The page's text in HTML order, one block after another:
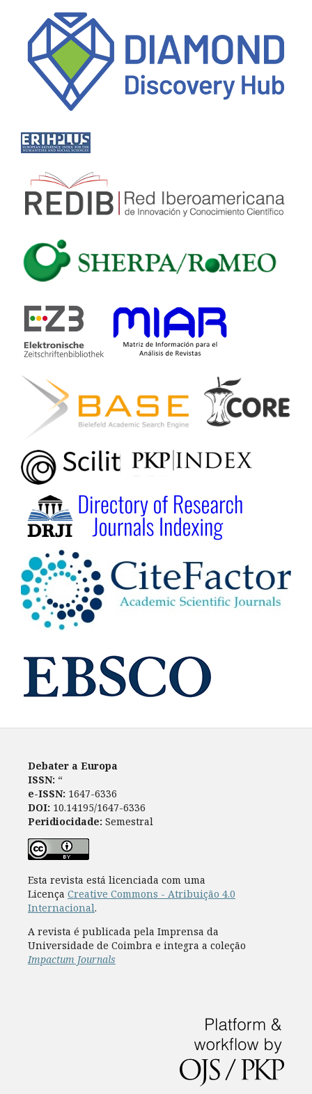
Debater a Europa
ISSN: “
e-ISSN: 1647-6336
DOI: 10.14195/1647-6336
Peridiocidade: Semestral
Esta revista está licenciada com uma
Licença Creative Commons - Atribuição 4.0
Internacional.
A revista é publicada pela Imprensa da
Universidade de Coimbra e integra a coleção
Impactum Journals